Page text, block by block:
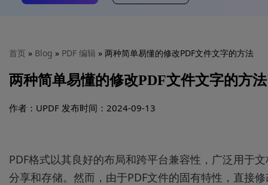
首页 » Blog » PDF 编辑 » 两种简单易懂的修改PDF文件文字的方法
两种简单易懂的修改PDF文件文字的方法
作者：UPDF 发布时间：2024-09-13
PDF格式以其良好的布局和跨平台兼容性，广泛用于
分享和存储。然而，由于PDF文件的固有特性，直接